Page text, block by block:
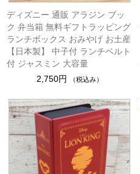
ディズニー 通販 アラジン ブッ
ク 弁当箱 無料ギフトラッピング
ランチボックス おみやげ お土産
【日本製】 中子付 ランチベルト
付 ジャスミン 大容量
2,750円
（税込み）